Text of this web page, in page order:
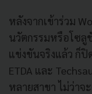
หลังจากเข้าร่วม
นวัตกรรมหรือโซลู
แข่งขันจริงแล้ว ก็ปิ
ETDA และ
หลายสาขา ไม่ว่าจ